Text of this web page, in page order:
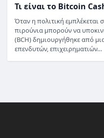
Τι είναι το Bitcoin
Όταν η πολιτική εμπλέκεται
πιρούνια μπορούν να
(BCH) δημιουργήθηκε από
επενδυτών, επιχειρηματιών…